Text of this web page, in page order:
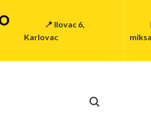
📍 Ilovac 6,
Karlovac